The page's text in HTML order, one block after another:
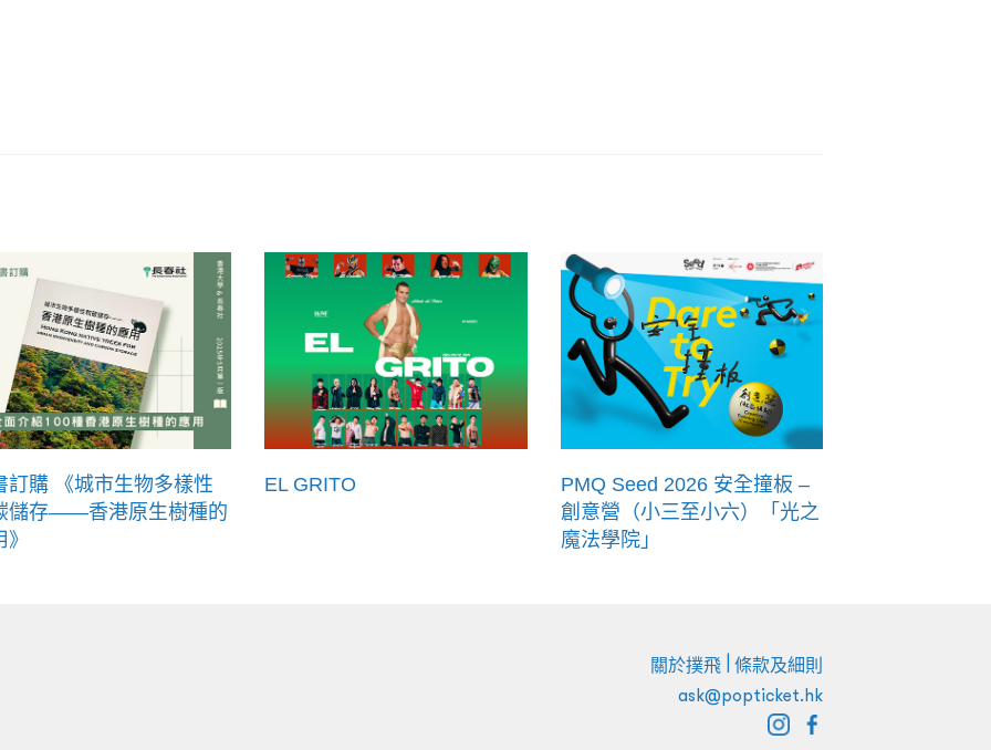
訂購 《城市生物多樣性
儲存——香港原生樹種的
EL GRITO
PMQ Seed 2026 安全撞板 –
創意營（小三至小六）「光之
魔法學院」
關於撲飛 條款及細則
ask@popticket.hk